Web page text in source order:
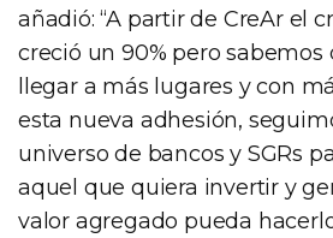
añadió: “A partir de CreAr el
creció un 90% pero
llegar a más lugares y con
esta nueva adhesión,
universo de bancos y SGRs
aquel que quiera invertir y
valor agregado pueda